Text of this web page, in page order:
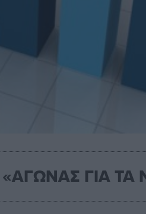
ΓΙΑ ΤΑ